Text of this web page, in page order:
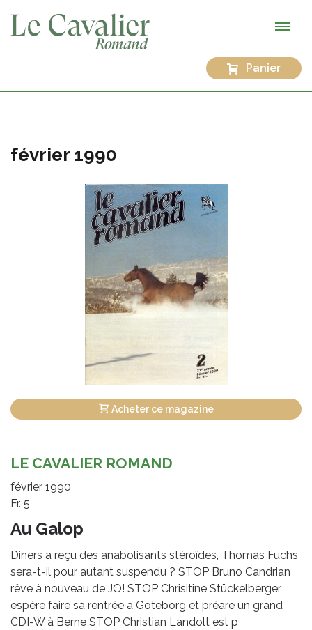
Panier
février 1990
Acheter ce magazine
LE CAVALIER ROMAND
février 1990
Fr. 5
Au Galop
Diners a reçu des anabolisants stéroîdes, Thomas Fuchs
sera-t-il pour autant suspendu ? STOP Bruno Candrian
rêve à nouveau de JO! STOP Chrisitine Stückelberger
espère faire sa rentrée à Göteborg et préare un grand
CDI-W à Berne STOP Christian Landolt est p